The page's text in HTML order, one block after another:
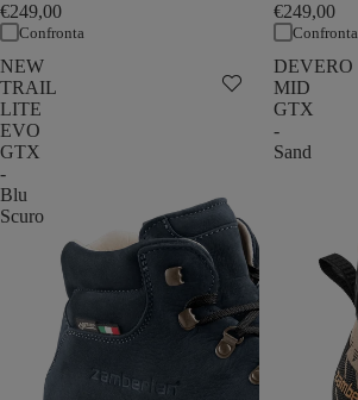
€249,00
Confronta
€249,00
Confronta
NEW
TRAIL
LITE
EVO
GTX
-
Blu
Scuro
DEVERO
MID
GTX
-
Sand